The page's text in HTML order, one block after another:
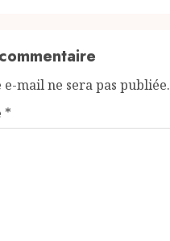
e-mail ne sera pas publiée.
*